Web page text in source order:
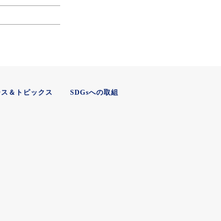
＆トピックス SDGsへの取組